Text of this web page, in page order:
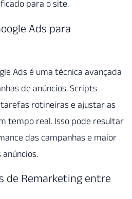
para o site.
Ads para
Ads é uma técnica avançada
de anúncios. Scripts
rotineiras e ajustar as
tempo real. Isso pode resultar
das campanhas e maior
de Remarketing entre